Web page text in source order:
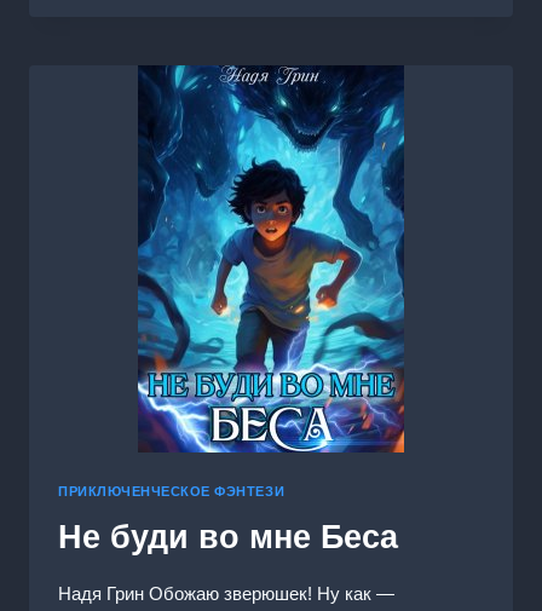
ПРИКЛЮЧЕНЧЕСКОЕ ФЭНТЕЗИ
Не буди во мне Беса
Надя Грин Обожаю зверюшек! Ну как —